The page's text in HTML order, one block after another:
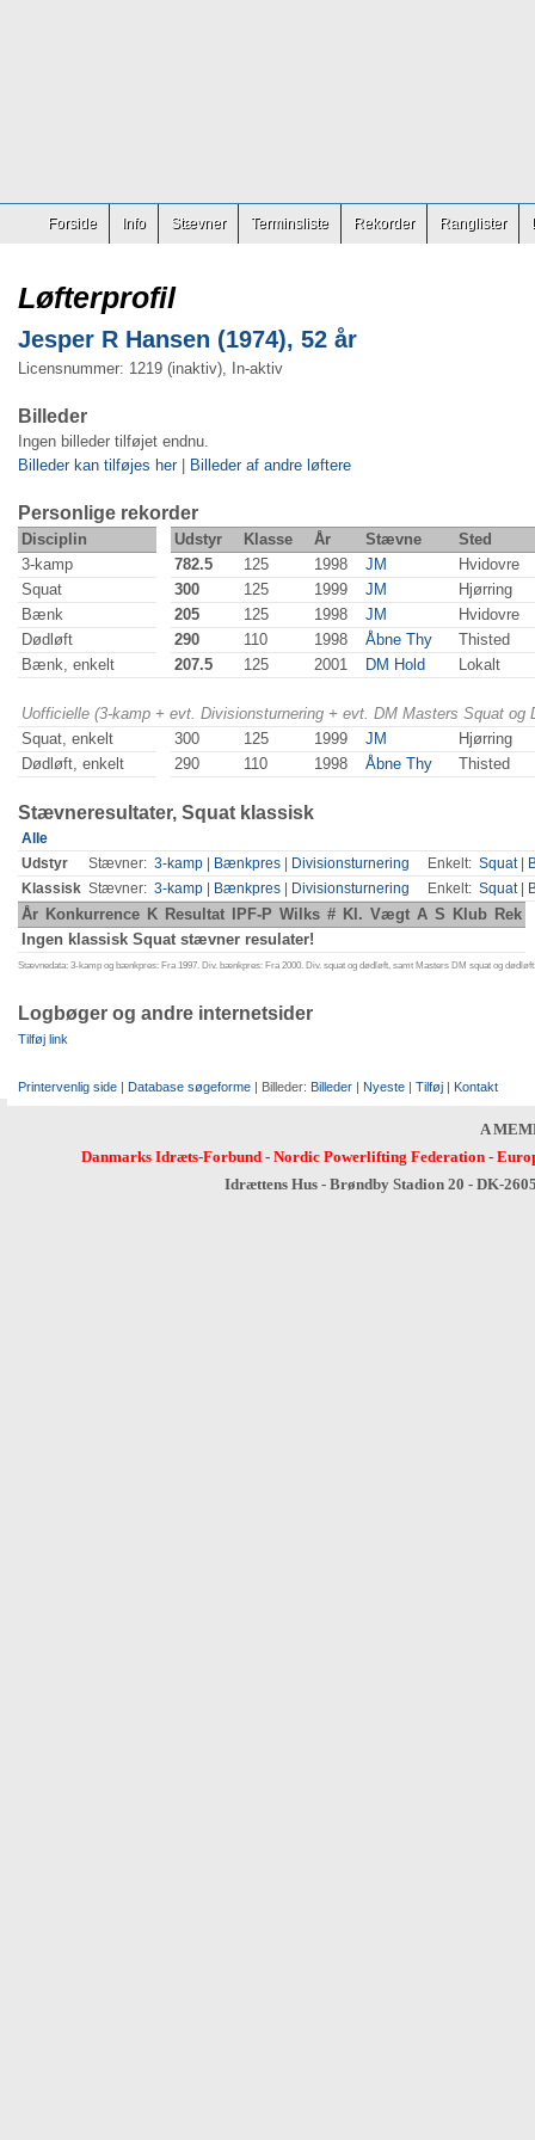
Forside Info Stævner Terminsliste Rekorder Ranglister
Løfterprofil
Jesper R Hansen (1974), 52 år
Licensnummer: 1219 (inaktiv), In-aktiv
Billeder
Ingen billeder tilføjet endnu.
Billeder kan tilføjes her| Billeder af andre løftere
Personlige rekorder
Disciplin Udstyr Klasse År Stævne
Sted
3-kamp
782.5 125 1998 JM
Hvidovre
Squat
300 125 1999 JM
Hjørring
Bænk
205 125 1998 JM
Hvidovre
Dødløft
290 110 1998 Åbne Thy
Thisted
Bænk, enkelt
207.5 125 2001 DM Hold Lokalt
Uofficielle (3-kamp + evt. Divisionsturnering + evt. DM Masters Squat
Squat, enkelt
300 125 1999 JM
Hjørring
Dødløft, enkelt
290 110 1998 Åbne Thy Thisted
Stævneresultater, Squat klassisk
Alle
Udstyr
Stævner: 3-kamp Bænkpres Divisionsturnering Enkelt: Squat|
Klassisk Stævner: 3-kamp Bænkpres Divisionsturnering Enkelt: Squat|
År Konkurrence K Resultat IPF-P Wilks # Kl. Vægt A S Klub Rek
Ingen klassisk Squat stævner resulater!
Stævnedata: 3-kamp og bænkpres: Fra 1997. Div. bænkpres: Fra 2000. Div. squat og dødløft, samt Masters DM squat og
Logbøger og andre internetsider
Tilføj link
Printervenlig side | Database søgeforme | Billeder: Billeder | Nyeste | Tilføj | Kontakt
A
Danmarks Idræts-Forbund- Nordic Powerlifting Federation-
Idrættens Hus - Brøndby Stadion 20 - DK-